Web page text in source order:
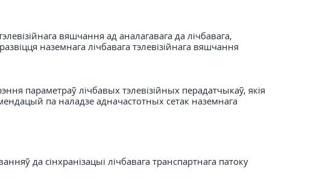
вяшчання ад аналагавага да лічбавага,
наземнага лічбавага тэлевізійнага вяшчання
параметраў лічбавых тэлевізійных перадатчыкаў, якія
па наладзе адначастотных сетак наземнага
да сінхранізацыі лічбавага транспартнага патоку